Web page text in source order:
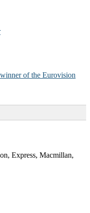
of the Eurovision
Express, Macmillan,